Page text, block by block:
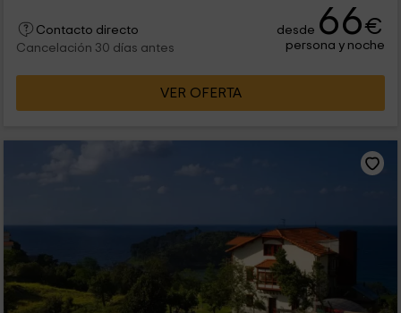
Contacto directo
Cancelación 30 días antes
desde 66€
persona y noche
VER OFERTA